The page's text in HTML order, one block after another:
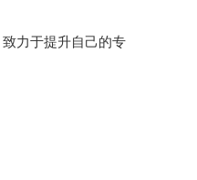
力于提升自己的专